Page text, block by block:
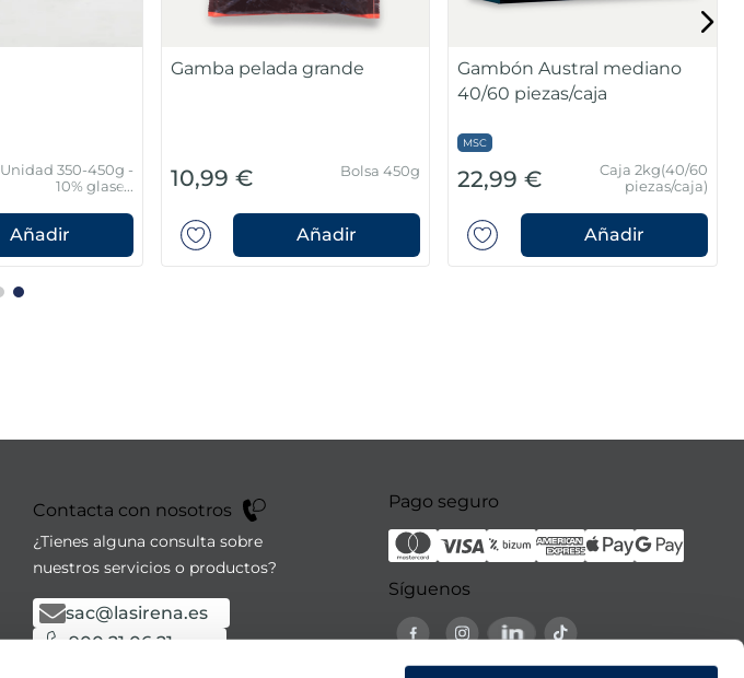
Unidad 350-450g -
10% glaseo
Añadir
Gamba pelada grande
10,99 € Bolsa 450g
Añadir
Gambón Austral mediano
40/60 piezas/caja
MSC
22,99 €
Caja 2kg(40/60
piezas/caja)
Añadir
Contacta con nosotros
¿Tienes alguna consulta sobre
nuestros servicios o productos?
sac@lasirena.es
900 21 06 21
Pago seguro
Síguenos